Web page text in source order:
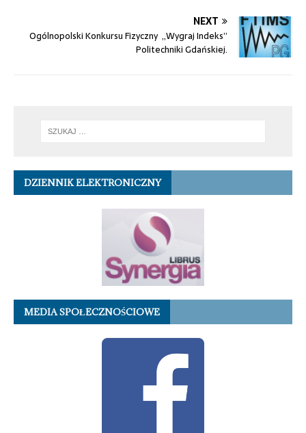
NEXT
Ogólnopolski Konkursu Fizyczny „Wygraj Indeks”
Politechniki Gdańskiej.
DZIENNIK ELEKTRONICZNY
MEDIA SPOŁECZNOŚCIOWE